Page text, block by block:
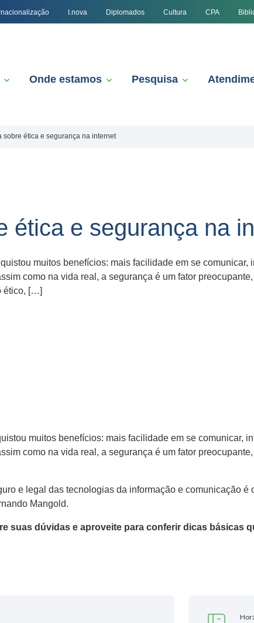
I.nova Diplomados Cultura CPA
Onde estamos Pesquisa
sobre ética e segurança na internet
ética e segurança na
muitos benefícios: mais facilidade em se
como na vida real, a segurança é um fator
ético, […]
muitos benefícios: mais facilidade em se comunicar,
como na vida real, a segurança é um fator
e legal das tecnologias da informação e comunicação
Mangold.
suas dúvidas e aproveite para conferir dicas básicas